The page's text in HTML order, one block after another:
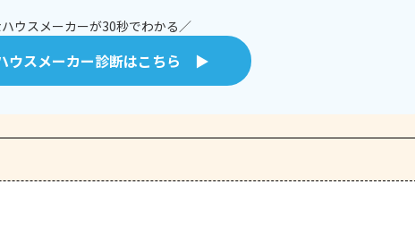
ウスメーカーが30秒でわかる／
ウスメーカー診断はこちら ▶